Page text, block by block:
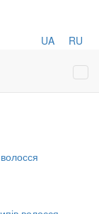
UA RU